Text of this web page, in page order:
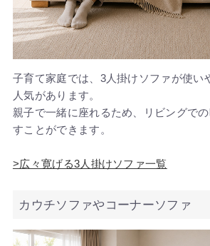
子育て家庭では、3人掛けソファが使い
人気があります。
親子で一緒に座れるため、リビングで
すことができます。
>広々寛げる3人掛けソファ一覧
カウチソファやコーナーソファ